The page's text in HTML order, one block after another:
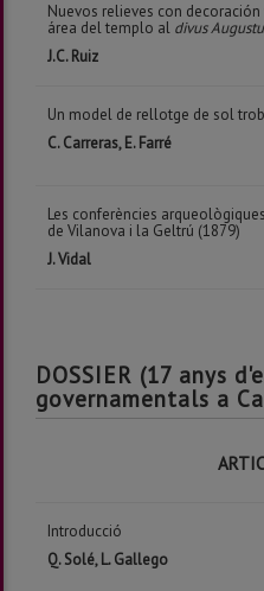
Nuevos relieves con
área del templo al divus
J.C. Ruiz
Un model de rellotge de sol
C. Carreras, E. Farré
Les conferències
de Vilanova i la Geltrú (1879)
J. Vidal
DOSSIER (17 anys
governamentals a
Introducció
Q. Solé, L. Gallego